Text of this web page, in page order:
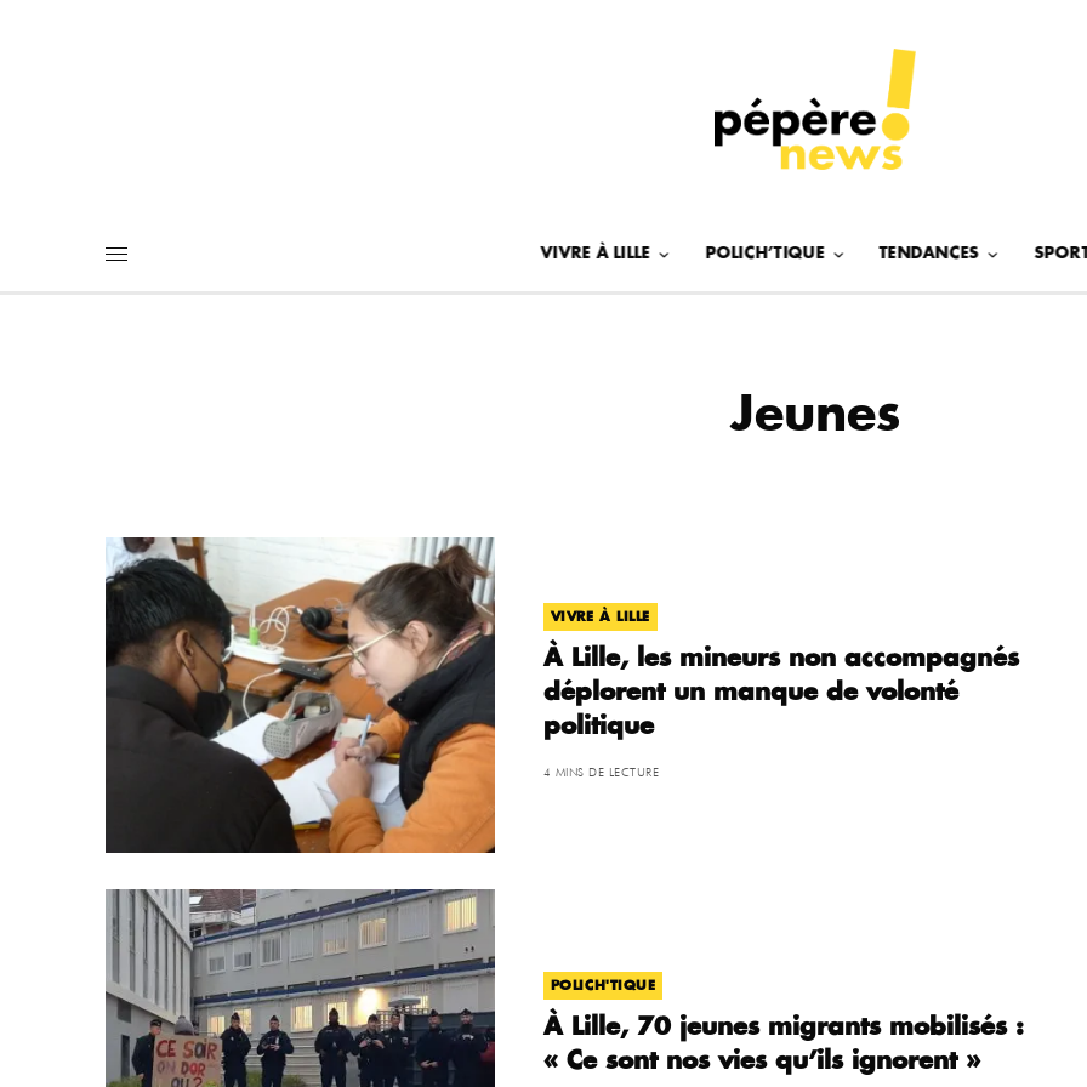
VIVRE À LILLE POLICH’TIQUE TENDANCES SPORT
Jeunes
VIVRE À LILLE
À Lille, les mineurs non accompagnés
déplorent un manque de volonté
politique
4 MINS DE LECTURE
POLICH'TIQUE
À Lille, 70 jeunes migrants mobilisés :
« Ce sont nos vies qu’ils ignorent »